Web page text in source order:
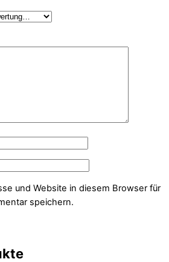
und Website in diesem Browser für
speichern.